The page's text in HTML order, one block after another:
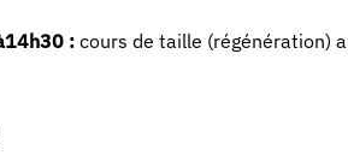
:cours de taille (régénération)